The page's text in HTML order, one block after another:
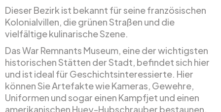
Dieser Bezirk ist bekannt für seine französischen
Kolonialvillen, die grünen Straßen und die
vielfältige kulinarische Szene.
Das War Remnants Museum, eine der wichtigsten
historischen Stätten der Stadt, befindet sich hier
und ist ideal für Geschichtsinteressierte. Hier
können Sie Artefakte wie Kameras, Gewehre,
Uniformen und sogar einen Kampfjet und einen
amerikanischen Huey-Hubschrauber bestaunen.